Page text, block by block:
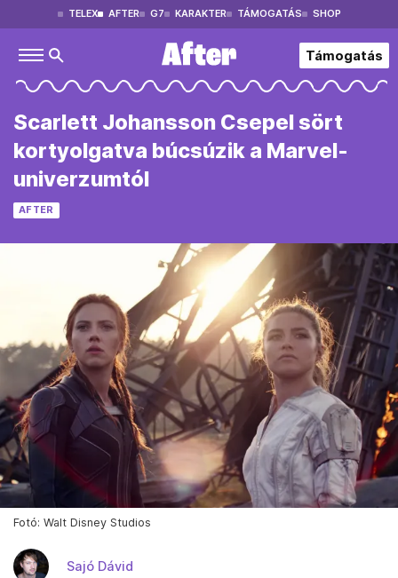
TELEX AFTER G7 KARAKTER TÁMOGATÁS SHOP
Támogatás
Scarlett Johansson Csepel sört
kortyolgatva búcsúzik a Marvel-
univerzumtól
AFTER
Fotó: Walt Disney Studios
Sajó Dávid